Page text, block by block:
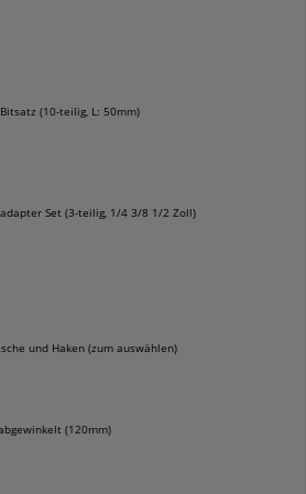
Bitsatz (10-teilig, L: 50mm)
Set (3-teilig, 1/4 3/8 1/2 Zoll)
und Haken (zum auswählen)
(120mm)